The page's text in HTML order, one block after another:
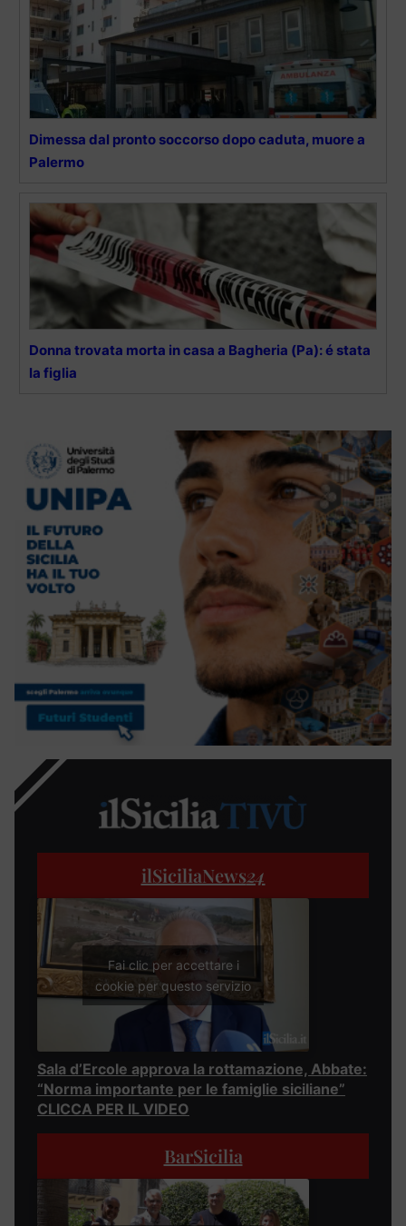
Dimessa dal pronto soccorso dopo caduta, muore a
Palermo
Donna trovata morta in casa a Bagheria (Pa): é stata
la figlia
ilSiciliaNews24
Fai clic per accettare i
cookie per questo servizio
Sala d’Ercole approva la rottamazione, Abbate:
“Norma importante per le famiglie siciliane”
CLICCA PER IL VIDEO
BarSicilia